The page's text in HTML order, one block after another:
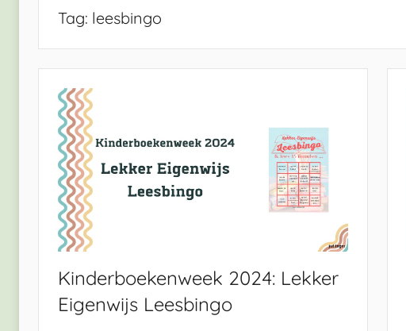
Tag: leesbingo
Kinderboekenweek 2024: Lekker
Eigenwijs Leesbingo